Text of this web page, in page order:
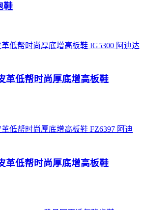
鞋
阿迪达
革低帮时尚厚底增高板鞋
阿迪
革低帮时尚厚底增高板鞋